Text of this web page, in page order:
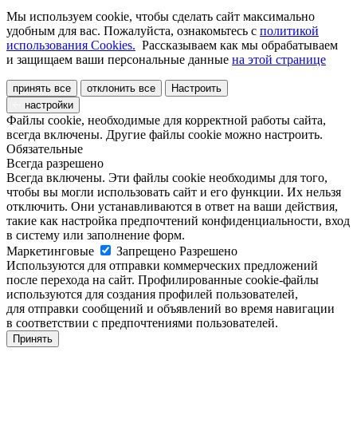
Мы используем cookie, чтобы сделать сайт максимально
удобным для вас. Пожалуйста, ознакомьтесь с политикой
использования Cookies. Рассказываем как мы обрабатываем
и защищаем ваши персональные данные на этой странице
принять все отклонить все
Настроить
настройки
Файлы cookie, необходимые для корректной работы сайта,
всегда включены. Другие файлы cookie можно настроить.
Обязательные
Всегда разрешено
Всегда включены. Эти файлы cookie необходимы для того,
чтобы вы могли использовать сайт и его функции. Их нельзя
отключить. Они устанавливаются в ответ на ваши действия,
такие как настройка предпочтений конфиденциальности, вход
в систему или заполнение форм.
Маркетинговые
Запрещено Разрешено
Используются для отправки коммерческих предложений
после перехода на сайт. Профилированные cookie-файлы
используются для создания профилей пользователей,
для отправки сообщений и объявлений во время навигации
в соответствии с предпочтениями пользователей.
Принять